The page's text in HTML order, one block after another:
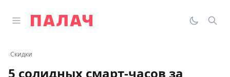
Открыть главное меню
Палач
‹Скидки
5 солидных смарт-часов за